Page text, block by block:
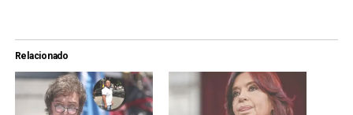
Relacionado